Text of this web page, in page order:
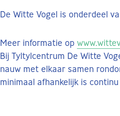
De Witte Vogel is onderdeel
Meer informatie op
Bij Tyltylcentrum De Witte
nauw met elkaar samen
minimaal afhankelijk is